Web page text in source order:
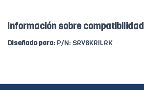
Información sobre compatibilidad
Diseñado para: P/N: SRV6KRILRK